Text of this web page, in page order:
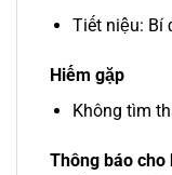
Tiết niệu: Bí
Hiếm gặp
Không tìm
Thông báo cho